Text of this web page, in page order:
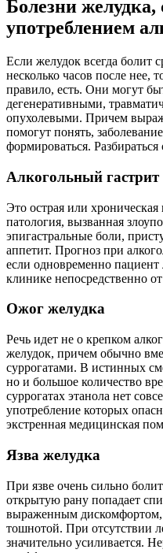
Болезни желудка,
употреблением
Если желудок всегда болит
несколько часов после нее,
правило, есть. Они могут
дегенеративными,
опухолевыми. Причем
помогут понять,
формироваться.
Алкогольный гастрит
Это острая или хроническая
патология, вызванная
эпигастральные боли,
аппетит. Прогноз при
если одновременно пациент
клинике непосредственно
Ожог желудка
Речь идет не о крепком
желудок, причем обычно
суррогатами. В истинных
но и большое количество
суррогатах этанола нет
употребление которых
экстренная медицинская
Язва желудка
При язве очень сильно
открытую рану попадает
выраженным
тошнотой. При отсутствии
значительно усиливается.